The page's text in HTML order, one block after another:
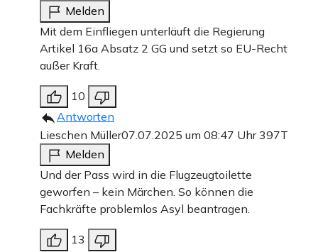
Melden
Mit dem Einfliegen unterläuft die Regierung
Artikel 16a Absatz 2 GG und setzt so EU-Recht
außer Kraft.
10
Antworten
Lieschen Müller07.07.2025 um 08:47 Uhr397T
Melden
Und der Pass wird in die Flugzeugtoilette
geworfen – kein Märchen. So können die
Fachkräfte problemlos Asyl beantragen.
13